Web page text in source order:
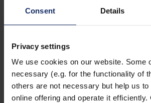
Consent Details
Privacy settings
We use cookies on our website. Some
necessary (e.g. for the functionality of
others are not necessary but help us to
online offering and operate it efficiently.
Juni 30, 2023
Ästling
By Jan Bolczyk
Juni 30, 2023
Jetzt lesen